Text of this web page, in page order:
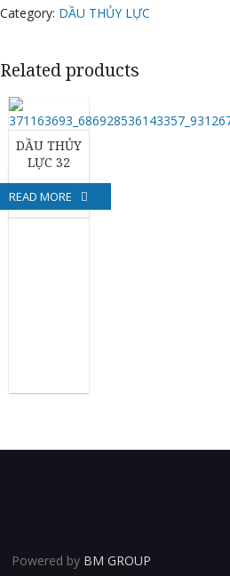
Category: DẦU THỦY LỰC
Related products
DẦU THỦY
LỰC 32
READ MORE
Powered by BM GROUP